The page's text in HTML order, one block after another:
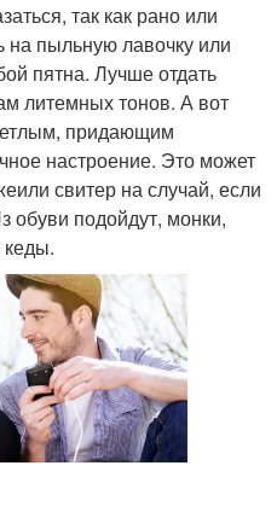
так как рано или
на пыльную лавочку или
пятна. Лучше отдать
литемных тонов. А вот
придающим
настроение. Это может
свитер на случай, если
обуви подойдут, монки,
кеды.